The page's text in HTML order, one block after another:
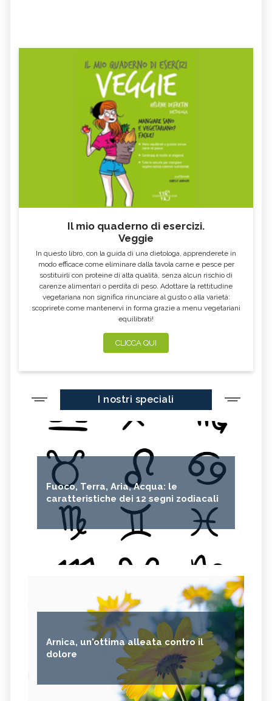
Il mio quaderno di esercizi.
Veggie
In questo libro, con la guida di una dietologa, apprenderete in
modo efficace come eliminare dalla tavola carne e pesce per
sostituirli con proteine di alta qualità, senza alcun rischio di
carenze alimentari o perdita di peso. Adottare la rettitudine
vegetariana non significa rinunciare al gusto o alla varietà:
scoprirete come mantenervi in forma grazie a menu vegetariani
equilibrati!
CLICCA QUI
I nostri speciali
Fuoco, Terra, Aria, Acqua: le
caratteristiche dei 12 segni zodiacali
Arnica, un'ottima alleata contro il
dolore